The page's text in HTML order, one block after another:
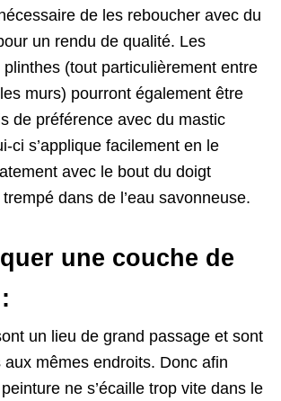
de les reboucher avec du
un rendu de qualité. Les
(tout particulièrement entre
murs) pourront également être
de préférence avec du mastic
ci s’applique facilement en le
avec le bout du doigt
dans de l’eau savonneuse.
une couche de
un lieu de grand passage et sont
mêmes endroits. Donc afin
ne s’écaille trop vite dans le